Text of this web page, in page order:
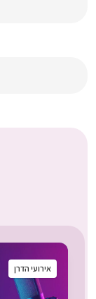
אירועי הדרן